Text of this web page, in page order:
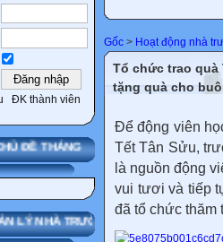
ĐK thành viên
ĐỀ THÁNG
QUẢN LÝ NHÀ TRƯỜNG
Gốc > Hoạt động nhà
Tổ chức trao quà
tặng quà cho
Để động viên
Tết Tân Sửu,
là nguồn động
vui tươi và tiếp
đã tổ chức thăm